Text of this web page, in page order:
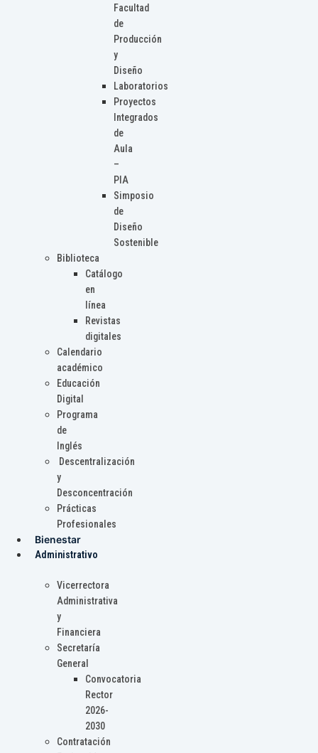
Facultad
de
Producción
y
Diseño
Laboratorios
Proyectos
Integrados
de
Aula
–
PIA
Simposio
de
Diseño
Sostenible
Biblioteca
Catálogo
en
línea
Revistas
digitales
Calendario
académico
Educación
Digital
Programa
de
Inglés
Descentralización
y
Desconcentración
Prácticas
Profesionales
Bienestar
Administrativo
Vicerrectora
Administrativa
y
Financiera
Secretaría
General
Convocatoria
Rector
2026-
2030
Contratación